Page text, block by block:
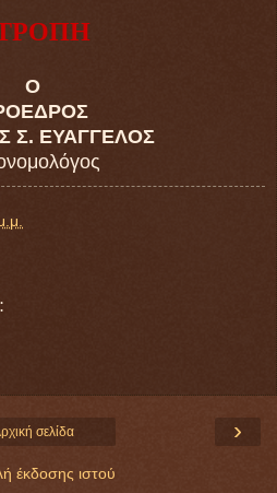
Ο
Σ. ΕΥΑΓΓΕΛΟΣ
›
σελίδα
έκδοσης ιστού